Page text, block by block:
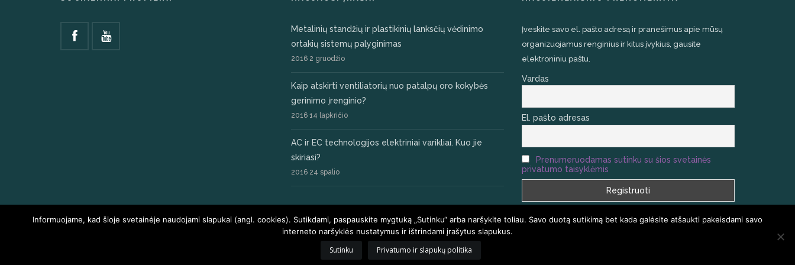
Metalinių standžių ir plastikinių lanksčių vėdinimo
ortakių sistemų palyginimas
2016 2 gruodžio
Kaip atskirti ventiliatorių nuo patalpų oro kokybės
gerinimo įrenginio?
2016 14 lapkričio
AC ir EC technologijos elektriniai varikliai. Kuo jie
skiriasi?
2016 24 spalio
Įveskite savo el. pašto adresą ir pranešimus apie mūsų
organizuojamus renginius ir kitus įvykius, gausite
elektroniniu paštu.
Vardas
El. pašto adresas
Prenumeruodamas sutinku su šios svetainės
privatumo taisyklėmis
Informuojame, kad šioje svetainėje naudojami slapukai (angl. cookies). Sutikdami, paspauskite mygtuką „Sutinku“ arba naršykite toliau. Savo duotą sutikimą bet kada galėsite atšaukti pakeisdami savo
interneto naršyklės nustatymus ir ištrindami įrašytus slapukus.
Sutinku Privatumo ir slapukų politika